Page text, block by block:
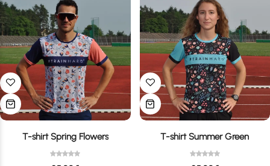
T-shirt Spring Flowers T-shirt Summer Green